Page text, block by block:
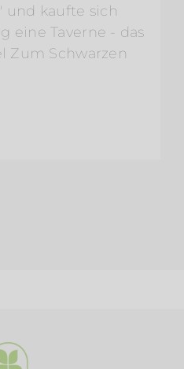
und kaufte sich
eine Taverne - das
Zum Schwarzen